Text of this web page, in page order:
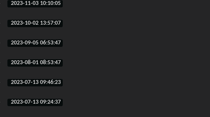
2023-11-03 10:10:05
2023-10-02 13:57:07
2023-09-05 06:53:47
2023-08-01 08:53:47
2023-07-13 09:46:23
2023-07-13 09:24:37